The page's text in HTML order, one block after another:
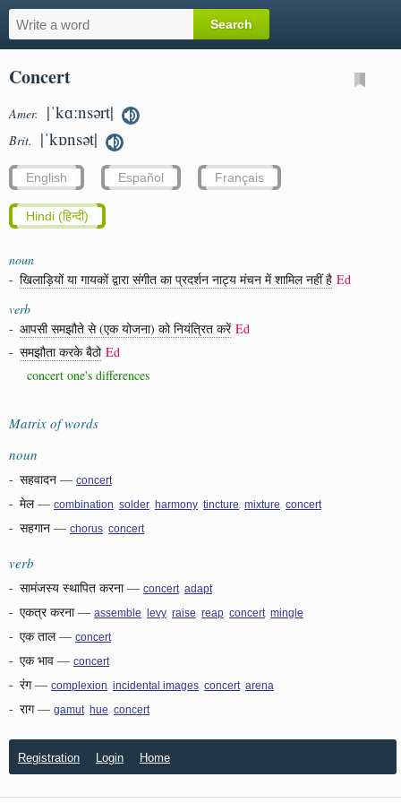
Concert
Amer. |ˈkɑːnsərt|
Brit. |ˈkɒnsət|
English Español Français
Hindi (हिन्दी)
noun
- खिलाड़ियों या गायकों द्वारा संगीत का प्रदर्शन नाट्य मंचन में शामिल नहीं है Ed
verb
- आपसी समझौते से (एक योजना) को नियंत्रित करें Ed
- समझौता करके बैठो Ed
concert one's differences
Matrix of words
noun
- सहवादन — concert
- मेल— combination solder harmony tincture mixture concert
- सहगान — chorus concert
verb
- सामंजस्य स्थापित करना— concert adapt
- एकत्र करना— assemble levy raise reap concert mingle
- एक ताल— concert
- एक भाव — concert
- रंग— complexion incidental images concert arena
- राग— gamut hue concert
Registration Login Home